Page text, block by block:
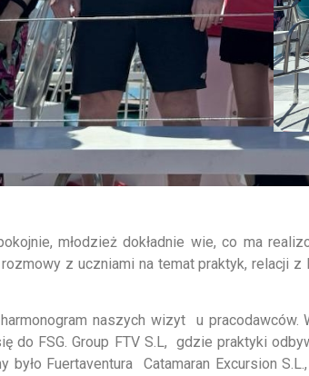
młodzież dokładnie wie, co ma
z uczniami na temat praktyk, relacji
naszych wizyt u
do FSG. Group FTV S.L, gdzie praktyki
Fuertaventura Catamaran Excursion